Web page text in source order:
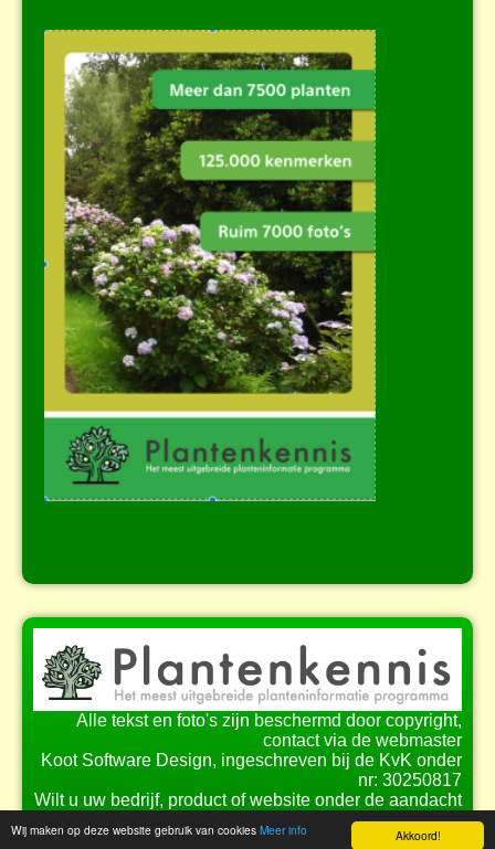
Akkoord!
Wij maken op deze website gebruik van cookies Meer info
Alle tekst en foto's zijn beschermd door copyright,
contact via de webmaster
Koot Software Design, ingeschreven bij de KvK onder
nr: 30250817
Wilt u uw bedrijf, product of website onder de aandacht
brengen bij onze bezoekers?
Bekijk demogelijkhedenvoor samenwerking.